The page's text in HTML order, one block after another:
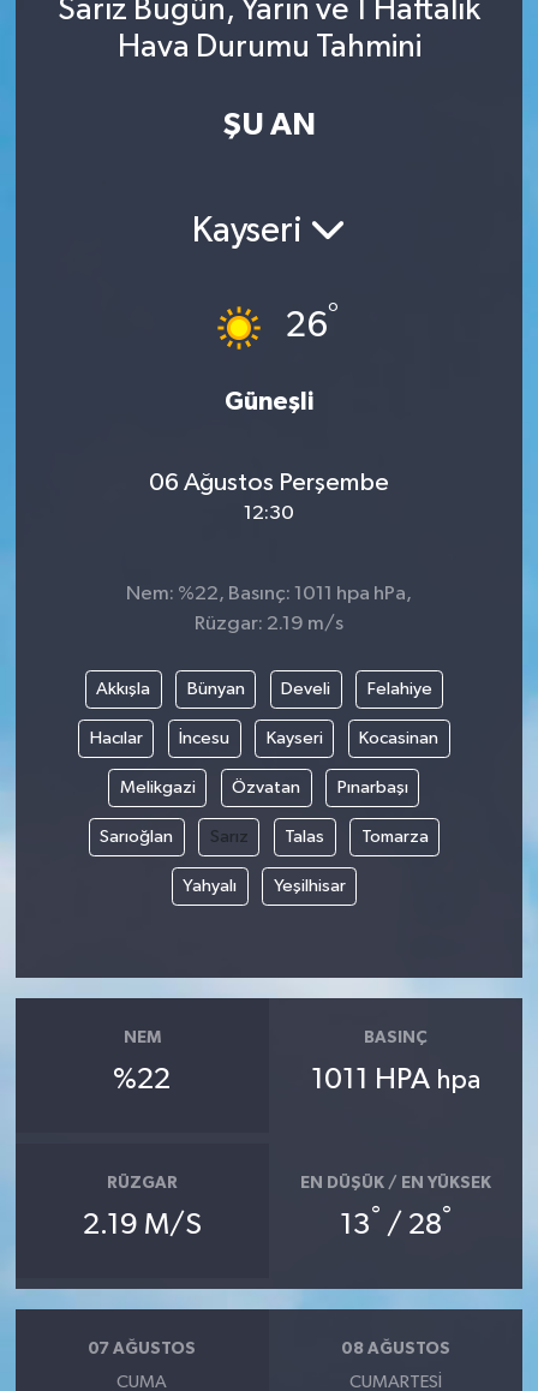
Sarız Bugün, Yarın ve 1 Haftalık
Hava Durumu Tahmini
ŞU AN
Kayseri
26°
Güneşli
06 Ağustos Perşembe
12:30
Nem: %22, Basınç: 1011 hpa hPa,
Rüzgar: 2.19 m/s
Akkışla Bünyan Develi Felahiye
Hacılar İncesu Kayseri Kocasinan
Melikgazi Özvatan Pınarbaşı
Sarıoğlan Sarız Talas Tomarza
Yahyalı Yeşilhisar
NEM
%22
BASINÇ
1011 HPA hpa
RÜZGAR
2.19 M/S
EN DÜŞÜK / EN YÜKSEK
13° / 28°
07 AĞUSTOS
CUMA
08 AĞUSTOS
CUMARTESI